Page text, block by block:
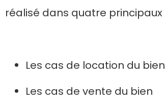
réalisé dans quatre
Les cas de location du bien
Les cas de vente du bien